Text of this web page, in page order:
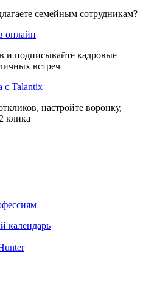
семейным сотрудникам?
онлайн
и подписывайте кадровые
встреч
с Talantix
настройте воронку,
клика
календарь